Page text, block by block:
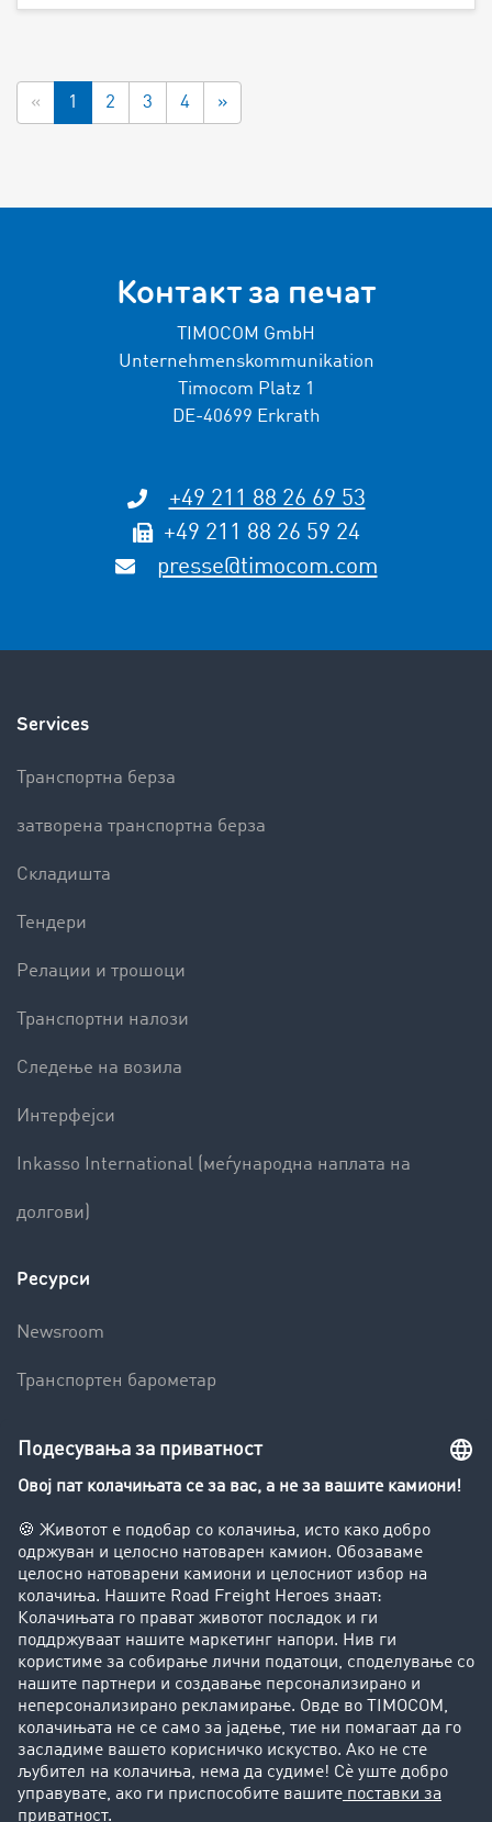
« 1 2 3 4 »
Контакт за печат
TIMOCOM GmbH
Unternehmenskommunikation
Timocom Platz 1
DE-40699 Erkrath
+49 211 88 26 69 53
+49 211 88 26 59 24
presse@timocom.com
Services
Транспортна берза
затворена транспортна берза
Складишта
Тендери
Релации и трошоци
Транспортни налози
Следење на возила
Интерфејси
Inkasso International (меѓународна наплата на
долгови)
Ресурси
Newsroom
Транспортен барометар
Увид во транспортната берза
Забрани за возење на камиони
Фирма
Преку клиенти до нови клиенти
Успешни приказни
Поддршка
Поддршка